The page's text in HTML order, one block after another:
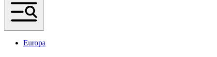
Europa